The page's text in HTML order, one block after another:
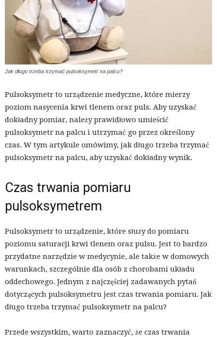
Jak długo trzeba trzymać pulsoksymetr na palcu?
Pulsoksymetr to urządzenie medyczne, które mierzy
poziom nasycenia krwi tlenem oraz puls. Aby uzyskać
dokładny pomiar, należy prawidłowo umieścić
pulsoksymetr na palcu i utrzymać go przez określony
czas. W tym artykule omówimy, jak długo trzeba trzymać
pulsoksymetr na palcu, aby uzyskać dokładny wynik.
Czas trwania pomiaru
pulsoksymetrem
Pulsoksymetr to urządzenie, które służy do pomiaru
poziomu saturacji krwi tlenem oraz pulsu. Jest to bardzo
przydatne narzędzie w medycynie, ale także w domowych
warunkach, szczególnie dla osób z chorobami układu
oddechowego. Jednym z najczęściej zadawanych pytań
dotyczących pulsoksymetru jest czas trwania pomiaru. Jak
długo trzeba trzymać pulsoksymetr na palcu?
Przede wszystkim, warto zaznaczyć, że czas trwania